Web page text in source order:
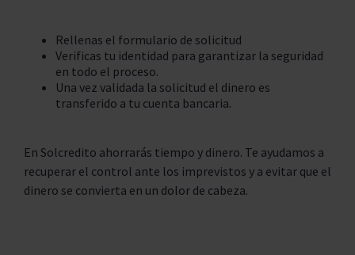
Rellenas el formulario de solicitud
Verificas tu identidad para garantizar la seguridad
en todo el proceso.
Una vez validada la solicitud el dinero es
transferido a tu cuenta bancaria.
En Solcredito ahorrarás tiempo y dinero. Te ayudamos a
recuperar el control ante los imprevistos y a evitar que el
dinero se convierta en un dolor de cabeza.